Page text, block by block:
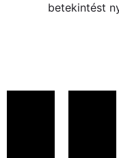
betekintést